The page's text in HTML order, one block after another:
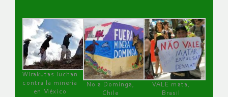
Wirakutas luchan
contra la minería
en México
No a Dominga,
Chile
VALE mata,
Brasil